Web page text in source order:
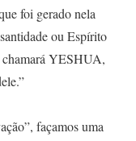
foi gerado nela
ou Espírito
YESHUA,
façamos uma